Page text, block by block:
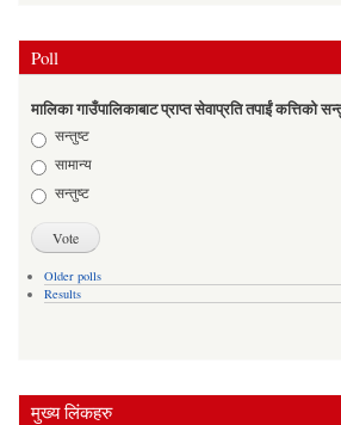
Poll
मालिका गाउँपालिकाबाट प्राप्त सेवाप्रति तपाईं कत्तिको
Choices
सन्तुष्ट
सामान्य
सन्तुष्ट
Older polls
Results
मुख्य लिंकहरु